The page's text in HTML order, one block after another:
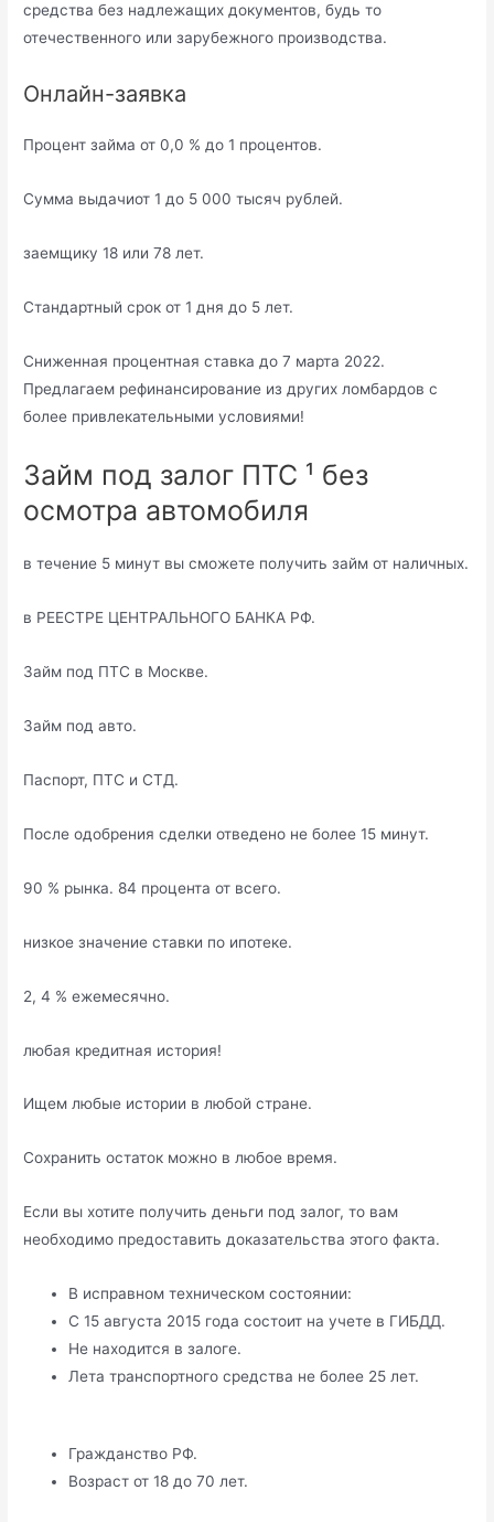
средства без надлежащих документов, будь то
отечественного или зарубежного производства.
Онлайн-заявка
Процент займа от 0,0 % до 1 процентов.
Сумма выдачиот 1 до 5 000 тысяч рублей.
заемщику 18 или 78 лет.
Стандартный срок от 1 дня до 5 лет.
Сниженная процентная ставка до 7 марта 2022.
Предлагаем рефинансирование из других ломбардов с
более привлекательными условиями!
Займ под залог ПТС ¹ без
осмотра автомобиля
в течение 5 минут вы сможете получить займ от наличных.
в РЕЕСТРЕ ЦЕНТРАЛЬНОГО БАНКА РФ.
Займ под ПТС в Москве.
Займ под авто.
Паспорт, ПТС и СТД.
После одобрения сделки отведено не более 15 минут.
90 % рынка. 84 процента от всего.
низкое значение ставки по ипотеке.
2, 4 % ежемесячно.
любая кредитная история!
Ищем любые истории в любой стране.
Сохранить остаток можно в любое время.
Если вы хотите получить деньги под залог, то вам
необходимо предоставить доказательства этого факта.
В исправном техническом состоянии:
С 15 августа 2015 года состоит на учете в ГИБДД.
Не находится в залоге.
Лета транспортного средства не более 25 лет.
Гражданство РФ.
Возраст от 18 до 70 лет.